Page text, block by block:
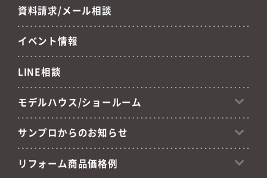
資料請求/メール相談
イベント情報
LINE相談
モデルハウス/ショールーム
サンプロからのお知らせ
リフォーム商品価格例